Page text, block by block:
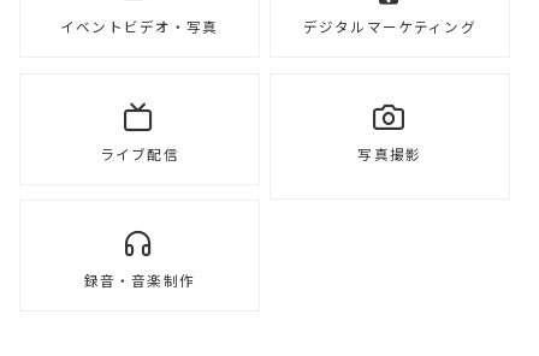
イベントビデオ・写真 デジタルマーケティング
ライブ配信 写真撮影
録音・音楽制作